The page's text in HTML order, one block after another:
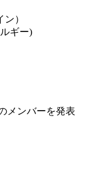
）
ギー)
メンバーを発表